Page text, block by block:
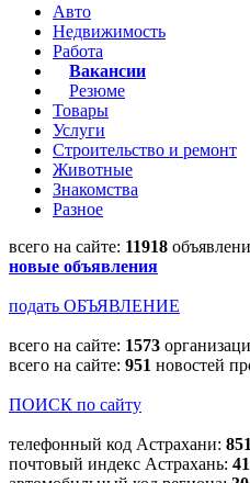
Авто
Недвижимость
Работа
Вакансии
Резюме
Товары
Услуги
Строительство и ремонт
Животные
Знакомства
Разное
всего на сайте: 11918
новые объявления
подать ОБЪЯВЛЕНИЕ
всего на сайте: 1573
всего на сайте: 951 новостей
ПОИСК по сайту
телефонный код Астрахани:
почтовый индекс Астрахань: